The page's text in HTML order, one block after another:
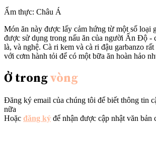
Ẩm thực: Châu Á
Món ăn này được lấy cảm hứng từ một số loại
được sử dụng trong nấu ăn của người Ấn Độ -
là, và nghệ. Cà ri kem và cà ri đậu garbanzo
với cơm hành tỏi để có một bữa ăn hoàn hảo
Ở trongvòng
Đăng ký email của chúng tôi để biết thông tin
nữa
Hoặc đăng ký để nhận được cập nhật văn bản